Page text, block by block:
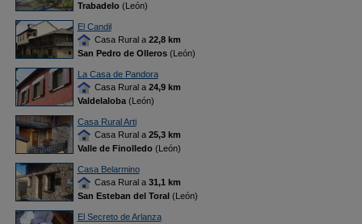
Trabadelo(León)
El Candil
Casa Rural a 22,8 km
San Pedro de Olleros(León)
La Casa de Pandora
Casa Rural a 24,9 km
Valdelaloba(León)
Casa Rural Arti
Casa Rural a 25,3 km
Valle de Finolledo(León)
Casa Belarmino
Casa Rural a 31,1 km
San Esteban del Toral(León)
El Secreto de Arlanza